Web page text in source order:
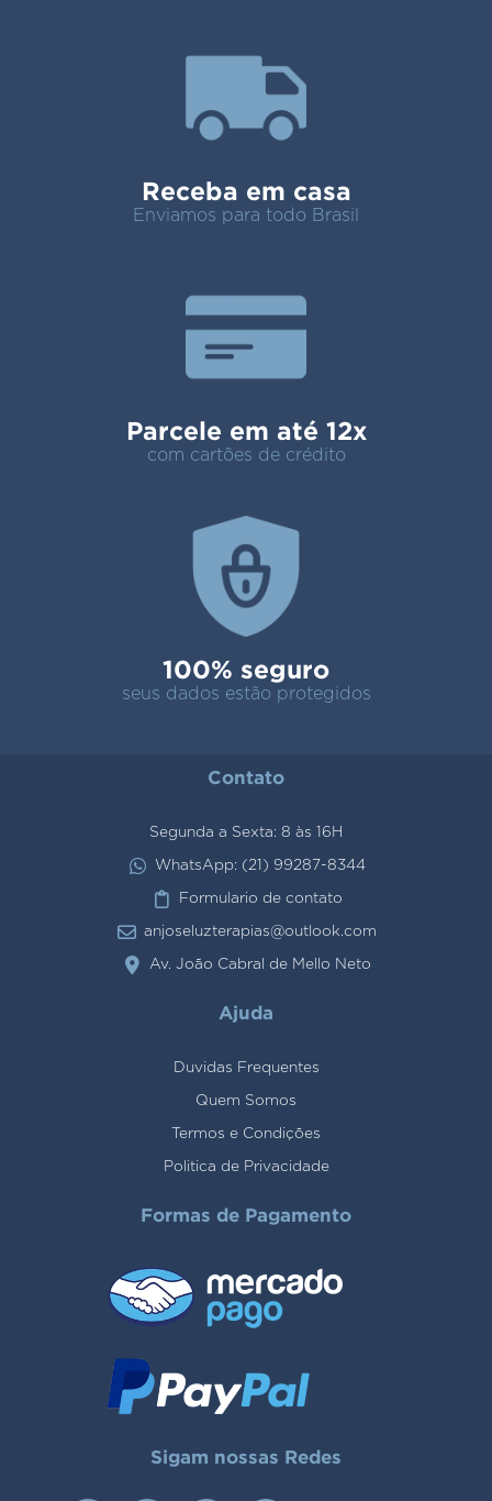
Receba em casa
Enviamos para todo Brasil
Parcele em até 12x
com cartões de crédito
100% seguro
seus dados estão protegidos
Contato
Segunda a Sexta: 8 às 16H
WhatsApp: (21) 99287-8344
Formulario de contato
anjoseluzterapias@outlook.com
Av. João Cabral de Mello Neto
Ajuda
Duvidas Frequentes
Quem Somos
Termos e Condições
Politica de Privacidade
Formas de Pagamento
Sigam nossas Redes